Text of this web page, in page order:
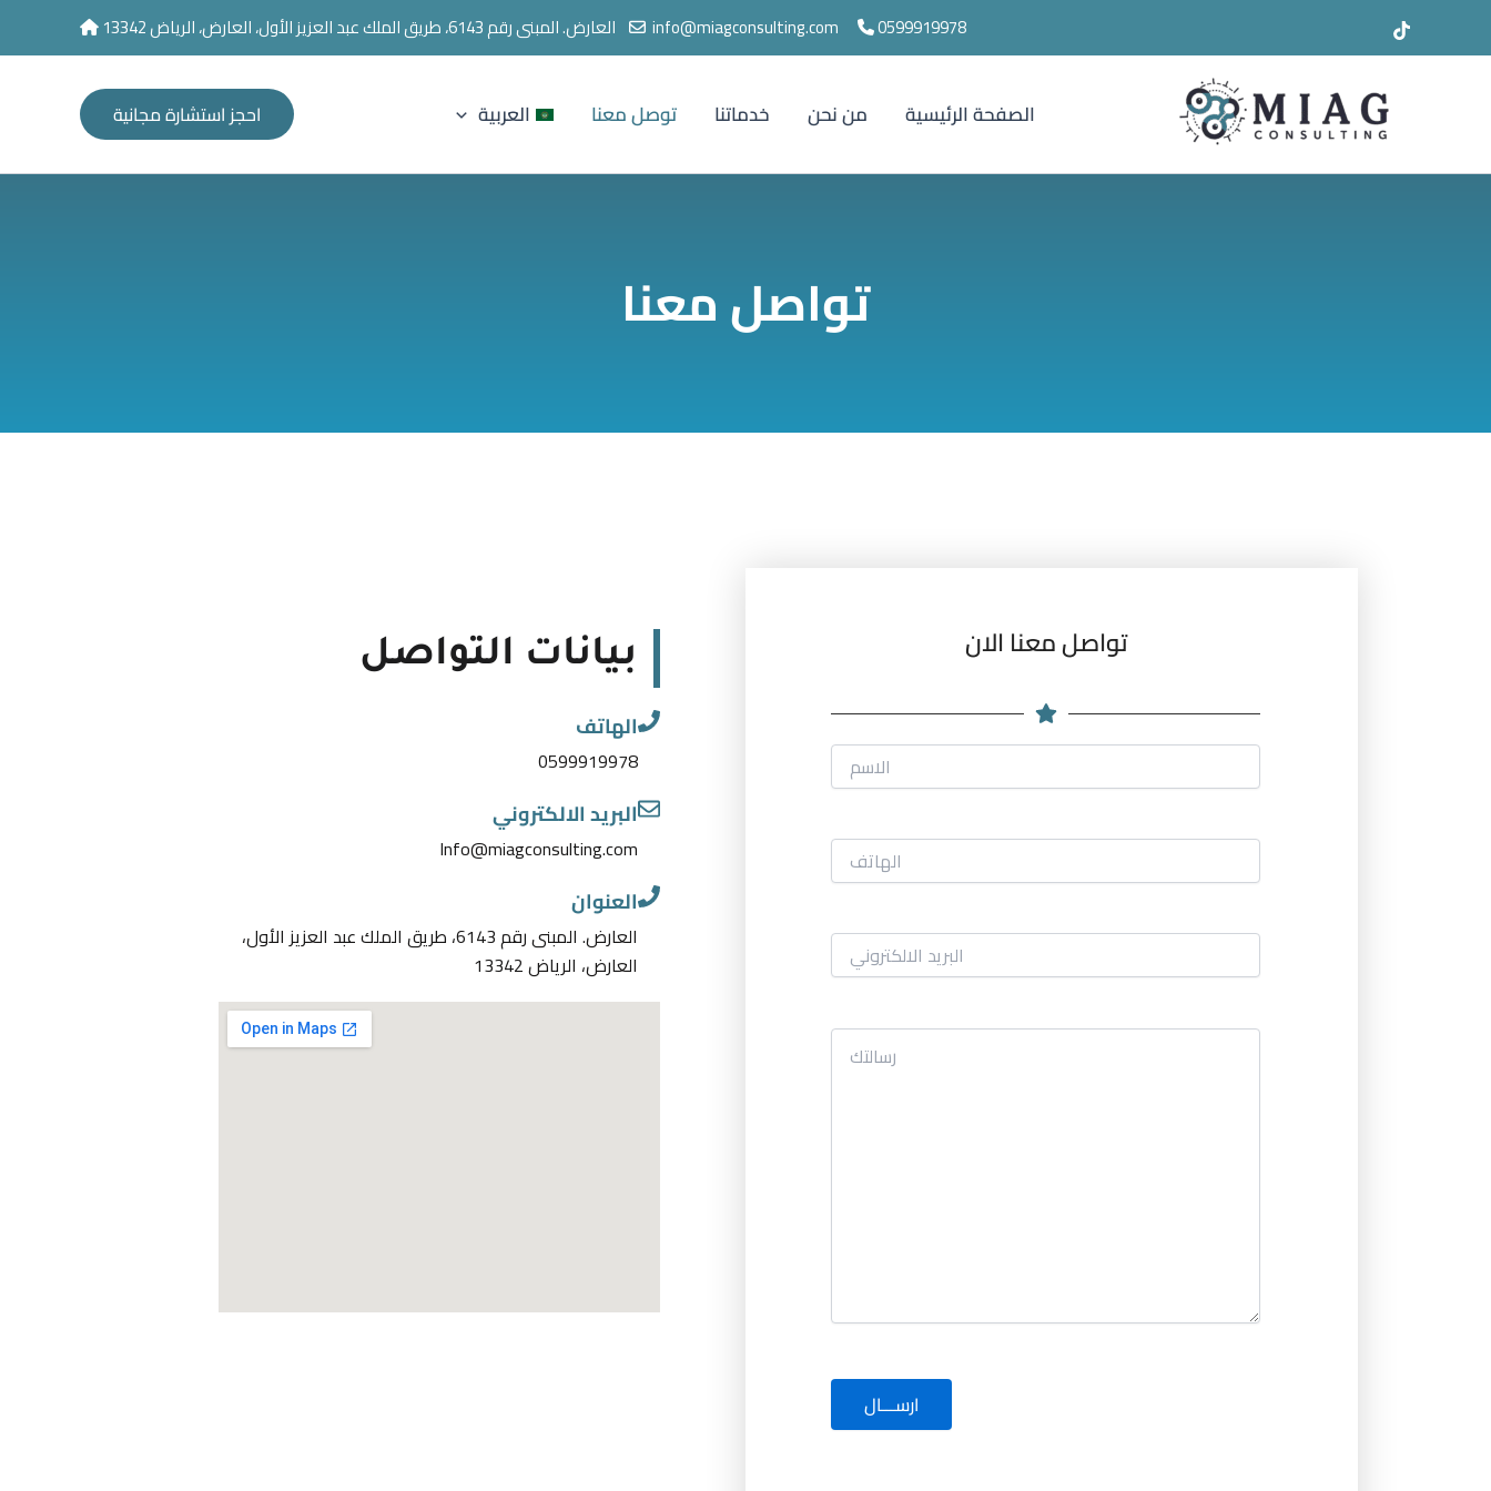
0599919978 العارض. المبنى رقم 6143، طريق الملك عبد العزيز الأول، العارض، الرياض 13342
الصفحة الرئيسية من نحن خدماتنا توصل معنا العربية احجز استشارة مجانية
تواصل معنا
تواصل معنا الان بيانات التواصل
الهاتف
0599919978
البريد الالكتروني
Info@miagconsulting.com
العنوان
العارض. المبنى رقم 6143، طريق الملك عبد العزيز الأول،
العارض، الرياض 13342